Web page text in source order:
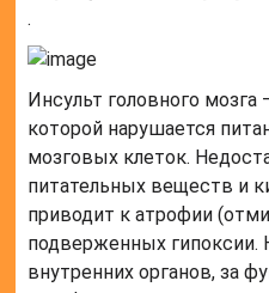
.
Инсульт головного мозга
которой нарушается
мозговых клеток.
питательных веществ и
приводит к атрофии
подверженных гипоксии.
внутренних органов, за